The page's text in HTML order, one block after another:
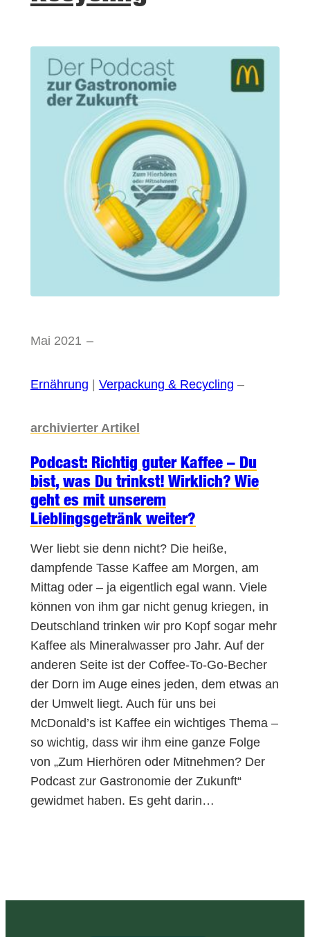
Mai 2021 –
Ernährung Verpackung & Recycling –
archivierter Artikel
Podcast: Richtig guter Kaffee – Du
bist, was Du trinkst! Wirklich? Wie
geht es mit unserem
Lieblingsgetränk weiter?
Wer liebt sie denn nicht? Die heiße,
dampfende Tasse Kaffee am Morgen, am
Mittag oder – ja eigentlich egal wann. Viele
können von ihm gar nicht genug kriegen, in
Deutschland trinken wir pro Kopf sogar mehr
Kaffee als Mineralwasser pro Jahr. Auf der
anderen Seite ist der Coffee-To-Go-Becher
der Dorn im Auge eines jeden, dem etwas an
der Umwelt liegt. Auch für uns bei
McDonald’s ist Kaffee ein wichtiges Thema –
so wichtig, dass wir ihm eine ganze Folge
von „Zum Hierhören oder Mitnehmen? Der
Podcast zur Gastronomie der Zukunft“
gewidmet haben. Es geht darin…